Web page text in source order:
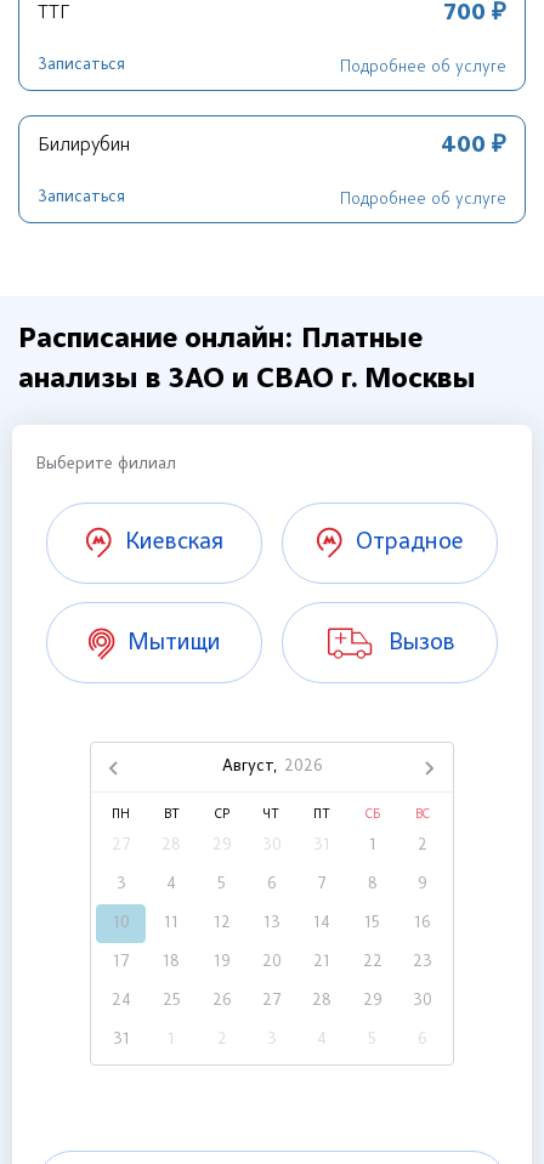
700 ₽
Записаться Подробнее об услуге
Билирубин 400 ₽
Записаться Подробнее об услуге
Расписание онлайн: Платные
анализы в ЗАО и СВАО г. Москвы
Выберите филиал
Киевская Отрадное
Мытищи Вызов
Август, 2026
ПН ВТ СР ЧТ СБ ВС
27 28 29 30 31 1 2
3 4 5 6 7 8 9
10 11 12 13 14 15 16
17 18 19 20 21 22 23
24 25 26 27 28 29 30
31 1 2 3 4 5 6